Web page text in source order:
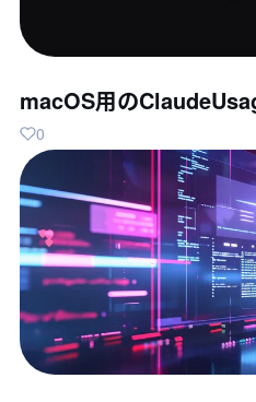
macOS用の
0